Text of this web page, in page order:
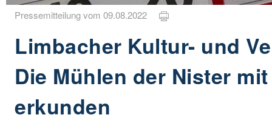
Pressemitteilung vom 09.08.2022
Limbacher Kultur- und
Die Mühlen der Nister
erkunden